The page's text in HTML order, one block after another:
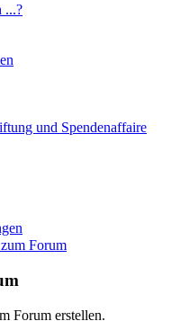
...?
und Spendenaffaire
Forum
Forum erstellen.